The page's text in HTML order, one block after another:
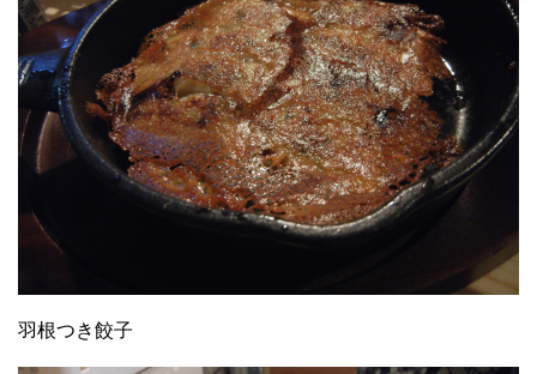
羽根つき餃子